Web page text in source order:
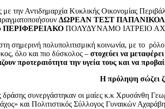
την Αντιδημαρχία Κυκλικής Οικονομίας
ΔΩΡΕΑΝ ΤΕΣΤ
ΠΕΡΙΦΕΡΕΙΑΚΟ ΠΟΛΥΔΥΝΑΜΟ ΙΑΤΡΕΙΟ
σημερινή πολυπολιτισμική κοινωνία, με το
όλο και πιο δύσκολος – στοχεύει να
προτεραιότητα την υγεία τους και να
Η πρόληψη σώζει
δράσης συνεργάστηκαν οι μαίες κ.κ Χρυσάνθη
και Πολιτιστικός Σύλλογος Γυναικών